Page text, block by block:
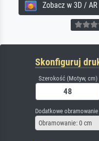
Zobacz w 3D / AR
Skonfiguruj
Szerokość (Motyw, cm)
Dodatkowe obramowanie
Obramowanie: 0 cm